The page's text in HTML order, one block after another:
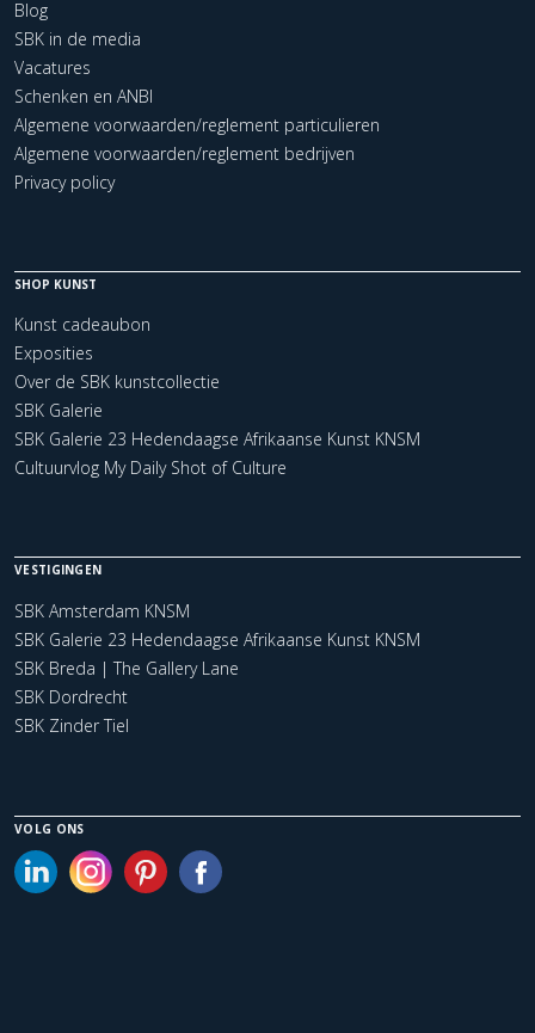
Blog
SBK in de media
Vacatures
Schenken en ANBI
Algemene voorwaarden/reglement particulieren
Algemene voorwaarden/reglement bedrijven
Privacy policy
SHOP KUNST
Kunst cadeaubon
Exposities
Over de SBK kunstcollectie
SBK Galerie
SBK Galerie 23 Hedendaagse Afrikaanse Kunst KNSM
Cultuurvlog My Daily Shot of Culture
VESTIGINGEN
SBK Amsterdam KNSM
SBK Galerie 23 Hedendaagse Afrikaanse Kunst KNSM
SBK Breda | The Gallery Lane
SBK Dordrecht
SBK Zinder Tiel
VOLG ONS